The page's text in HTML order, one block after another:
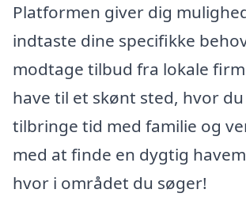
Platformen giver dig
indtaste dine specifikke
modtage tilbud fra lokale
have til et skønt sted, hvor
tilbringe tid med familie og
med at finde en dygtig
hvor i området du søger!